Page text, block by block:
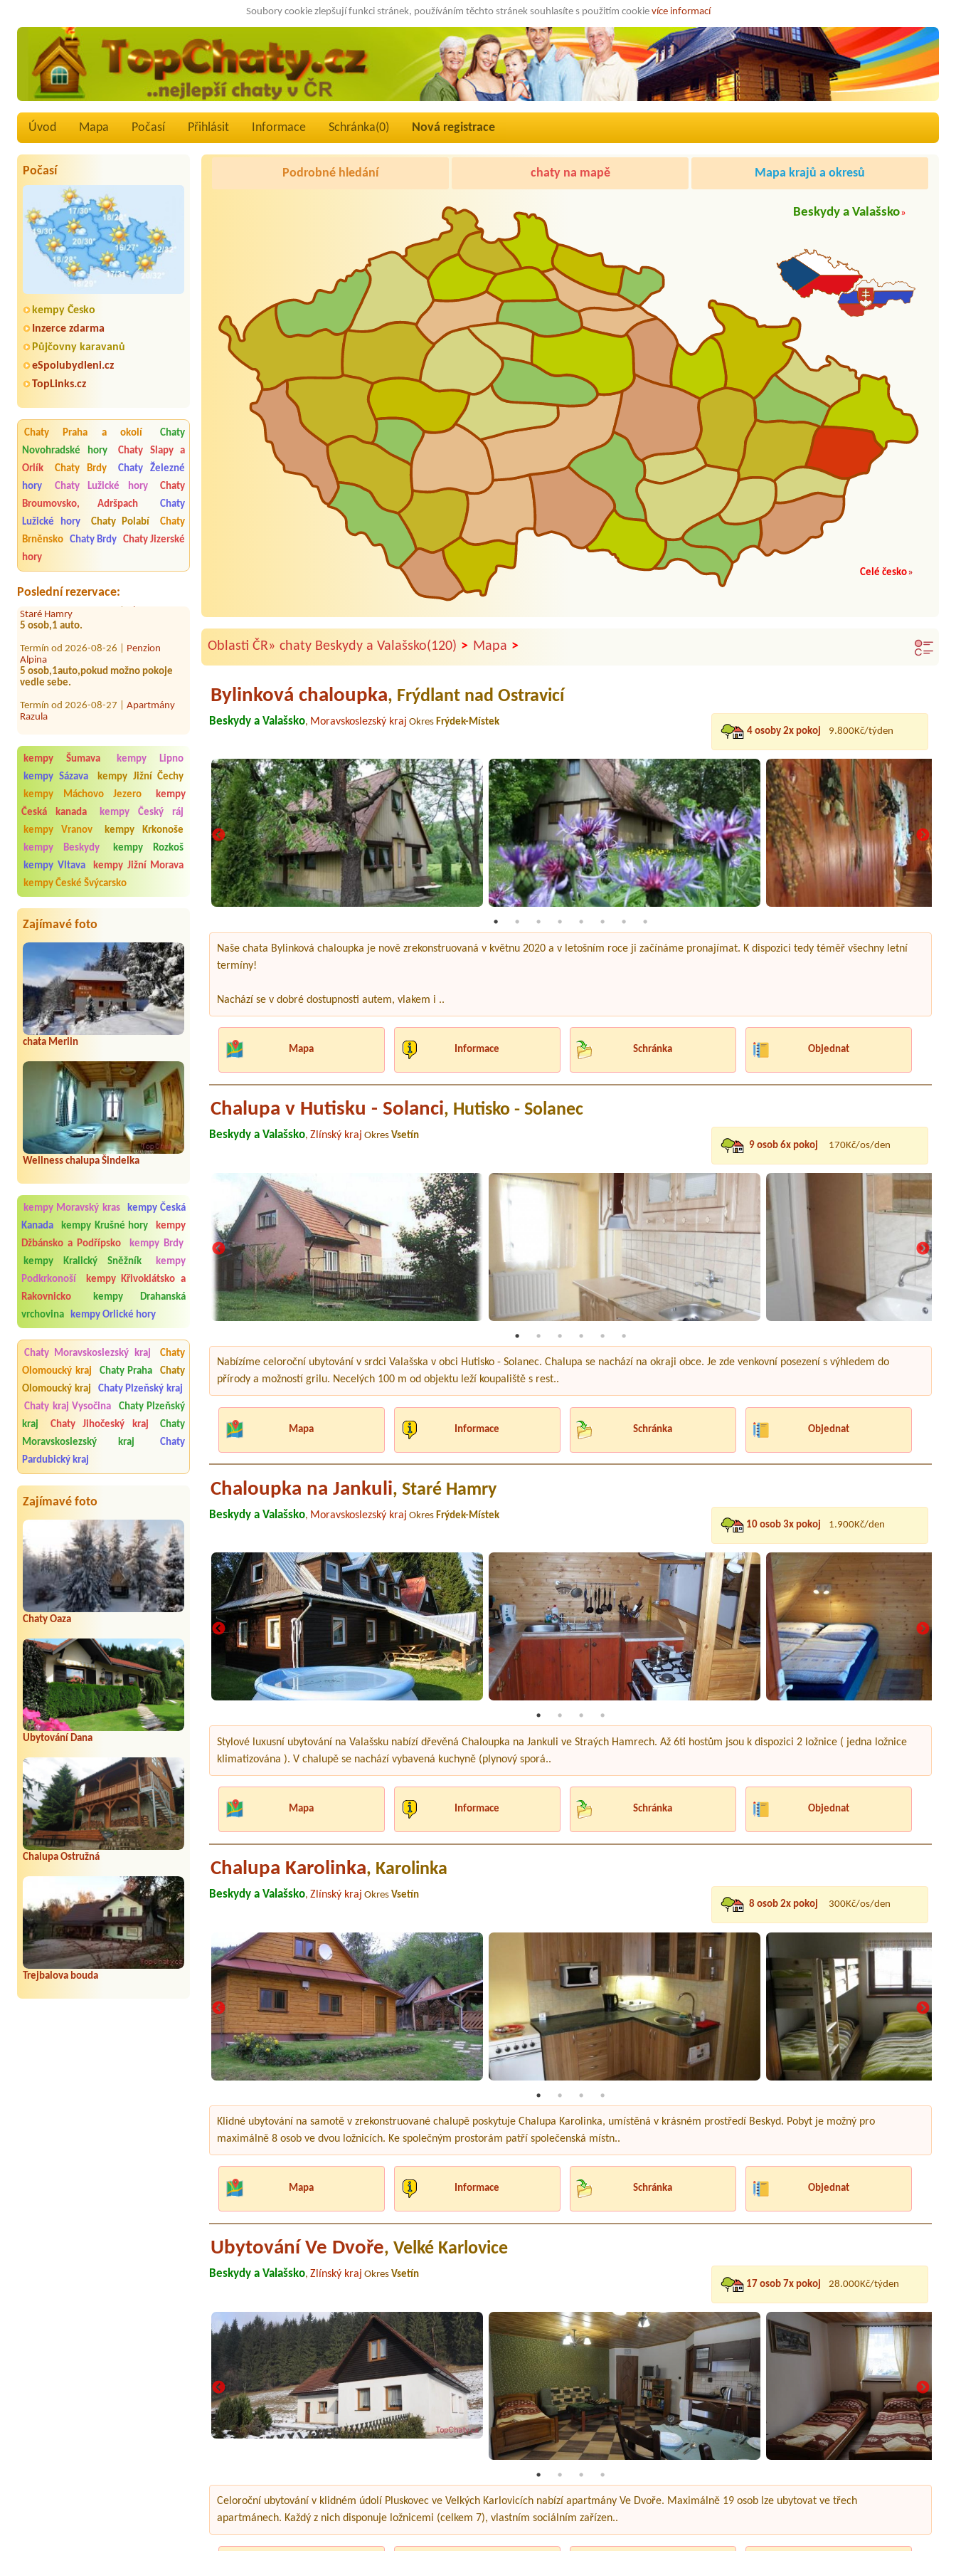
Soubory cookie zlepšují funkci stránek, používáním těchto stránek souhlasíte s použitím cookie více informací
Úvod Mapa Počasí Přihlásit Informace Schránka(0) Nová registrace
Počasí
kempy Česko
Inzerce zdarma
Půjčovny karavanů
eSpolubydleni.cz
TopLinks.cz
Chaty Praha a okolí
Chaty
Novohradské hory
Chaty Slapy a
Orlík
Chaty Brdy
Chaty Železné
hory
Chaty Lužické hory
Chaty
Broumovsko, Adršpach
Chaty
Lužické hory
Chaty Polabí
Chaty
Brněnsko
Chaty Brdy
Chaty Jizerské
hory
Poslední rezervace:
Termín od 2026-08-25 |Apartmán
Termín od 2026-09-25 |Chalupa Na
11 osob / 6 pokojů/ 4 auta
Staré Hamry
Termín od 2026-08-26 |
5 osob,1auto,pokud možno pokoje
vedle sebe.
Termín od 2026-08-27 |
Termín od 2026-08-25 |
kempy Šumava
kempy Lipno
kempy Sázava
kempy Jižní Čechy
kempy Máchovo Jezero
kempy
Česká kanada
kempy Český ráj
kempy Vranov
kempy Krkonoše
kempy Beskydy
kempy Rozkoš
kempy Vltava
kempy Jižní Morava
kempy České Švýcarsko
Zajímavé foto
chata Merlin
Wellness chalupa Šindelka
kempy Moravský kras
kempy Česká
Kanada
kempy Krušné hory
kempy
Džbánsko a Podřípsko
kempy Brdy
kempy Kralický Sněžník
kempy
Podkrkonoší
kempy Křivoklátsko a
Rakovnicko
kempy Drahanská
vrchovina
kempy Orlické hory
Chaty Moravskoslezský kraj
Chaty
Olomoucký kraj
Chaty Praha
Chaty
Olomoucký kraj
Chaty Plzeňský kraj
Chaty kraj Vysočina
Chaty Plzeňský
kraj
Chaty Jihočeský kraj
Chaty
Moravskoslezský kraj
Chaty
Pardubický kraj
Zajímavé foto
Chaty Oaza
Ubytování Dana
Chalupa Ostružná
Trejbalova bouda
Podrobné hledání chaty na mapě Mapa krajů a okresů
Beskydy a Valašsko»
Celé česko»
Oblasti ČR» chaty Beskydy a Valašsko(120) > Mapa >
Bylinková chaloupka, Frýdlant nad Ostravicí
Beskydy a Valašsko, Moravskoslezský kraj Okres Frýdek-Místek
4 osoby 2x pokoj
9.800Kč/týden
Naše chata Bylinková chaloupka je nově zrekonstruovaná v květnu 2020 a v letošním roce ji začínáme pronajímat. K dispozici tedy téměř všechny letní
termíny!
Nachází se v dobré dostupnosti autem, vlakem i ..
Mapa Informace Schránka Objednat
Chalupa v Hutisku - Solanci, Hutisko - Solanec
Beskydy a Valašsko, Zlínský kraj Okres Vsetín
9 osob 6x pokoj
170Kč/os/den
Nabízíme celoroční ubytování v srdci Valašska v obci Hutisko - Solanec. Chalupa se nachází na okraji obce. Je zde venkovní posezení s výhledem do
přírody a možností grilu. Necelých 100 m od objektu leží koupaliště s rest..
Mapa Informace Schránka Objednat
Chaloupka na Jankuli, Staré Hamry
Beskydy a Valašsko, Moravskoslezský kraj Okres Frýdek-Místek
10 osob 3x pokoj
1.900Kč/den
Stylové luxusní ubytování na Valašsku nabízí dřevěná Chaloupka na Jankuli ve Straých Hamrech. Až 6ti hostům jsou k dispozici 2 ložnice ( jedna ložnice
klimatizována ). V chalupě se nachází vybavená kuchyně (plynový sporá..
Mapa Informace Schránka Objednat
Chalupa Karolinka, Karolinka
Beskydy a Valašsko, Zlínský kraj Okres Vsetín
8 osob 2x pokoj
300Kč/os/den
Klidné ubytování na samotě v zrekonstruované chalupě poskytuje Chalupa Karolinka, umístěná v krásném prostředí Beskyd. Pobyt je možný pro
maximálně 8 osob ve dvou ložnicích. Ke společným prostorám patří společenská místn..
Mapa Informace Schránka Objednat
Ubytování Ve Dvoře, Velké Karlovice
Beskydy a Valašsko, Zlínský kraj Okres Vsetín
17 osob 7x pokoj
28.000Kč/týden
Celoroční ubytování v klidném údolí Pluskovec ve Velkých Karlovicích nabízí apartmány Ve Dvoře. Maximálně 19 osob lze ubytovat ve třech
apartmánech. Každý z nich disponuje ložnicemi (celkem 7), vlastním sociálním zařízen..